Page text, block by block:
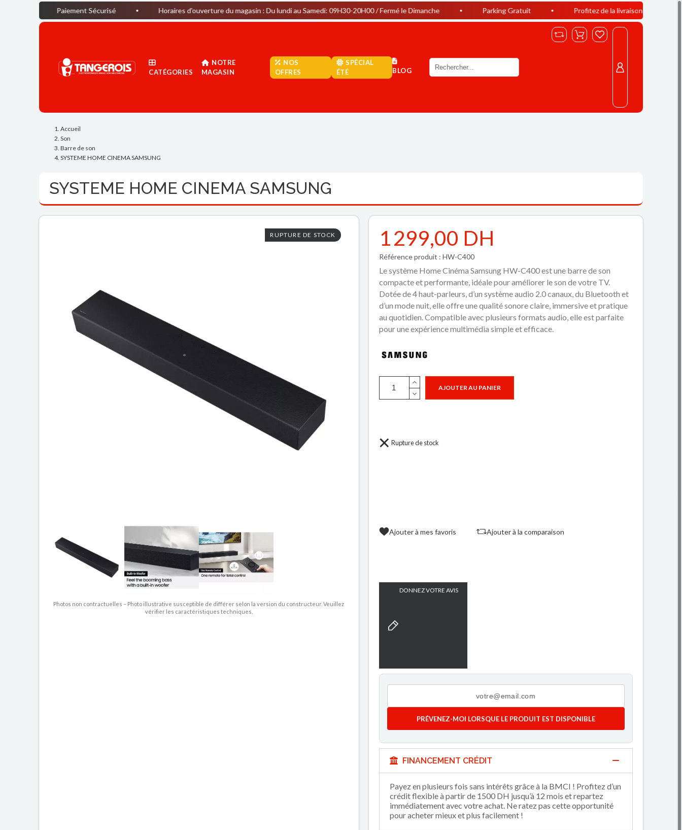
Paiement Sécurisé Horaires d'ouverture du magasin : Du lundi au Samedi: 09H30-20H00 / Fermé le Dimanche Parking Gratuit Profitez de la livraison offerte à Casablanca
CATÉGORIES
NOTRE
MAGASIN
NOS
OFFRES
SPÉCIAL
ÉTÉ
BLOG
Accueil
Son
Barre de son
SYSTEME HOME CINEMA SAMSUNG
SYSTEME HOME CINEMA SAMSUNG
RUPTURE DE STOCK
Photos non contractuelles – Photo illustrative susceptible de différer selon la version du constructeur. Veuillez
vérifier les caractéristiques techniques.
1 299,00 DH
Référence produit : HW-C400
Lesystème Home Cinéma Samsung HW-C400est une barre de son
compacte et performante, idéale pour améliorer le son de votre TV.
Dotée de4 haut-parleurs, d’un système audio 2.0 canaux, du Bluetooth et
d’un mode nuit, elle offre une qualité sonore claire, immersive et pratique
au quotidien. Compatible avec plusieurs formats audio, elle est parfaite
pour une expérience multimédia simple et efficace.
AJOUTER AU PANIER
Rupture de stock
Ajouter à mes favoris Ajouter à la comparaison
DONNEZ VOTRE AVIS
PRÉVENEZ-MOI LORSQUE LE PRODUIT EST DISPONIBLE
FINANCEMENT CRÉDIT
Payez en plusieurs fois sans intérêts grâce à la BMCI ! Profitez d’un
crédit flexible à partir de 1500 DH jusqu’à 12 mois et repartez
immédiatement avec votre achat. Ne ratez pas cette opportunité
pour acheter mieux et plus facilement !